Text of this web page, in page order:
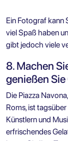
Ein Fotograf kann
viel Spaß haben
gibt jedoch viele
8. Machen
genießen
Die Piazza
Roms, ist
Künstlern und
erfrischendes